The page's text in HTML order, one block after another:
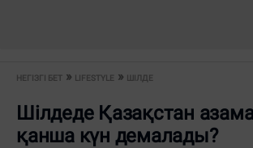
НЕГІЗГІ БЕТ LIFESTYLE ШІЛДЕ
Шілдеде Қазақстан
қанша күн демалады?